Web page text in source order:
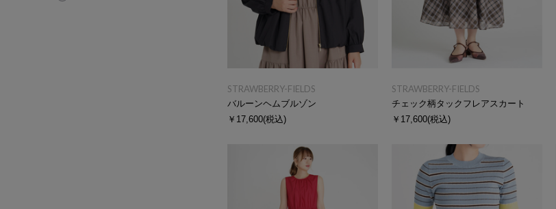
STRAWBERRY-FIELDS
バルーンヘムブルゾン
￥17,600(税込)
STRAWBERRY-FIELDS
チェック柄タックフレアスカート
￥17,600(税込)